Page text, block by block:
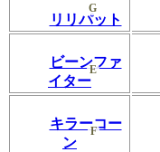
リリパット
G
ビーンファ
イター
E
キラーコー
ン
F